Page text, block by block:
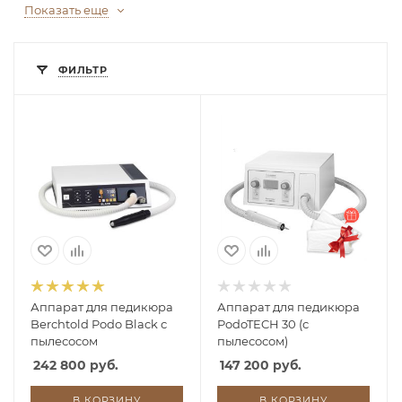
Показать еще
ФИЛЬТР
Аппарат для педикюра
Berchtold Podo Black с
пылесосом
242 800 руб.
Аппарат для педикюра
PodoTECH 30 (с
пылесосом)
147 200 руб.